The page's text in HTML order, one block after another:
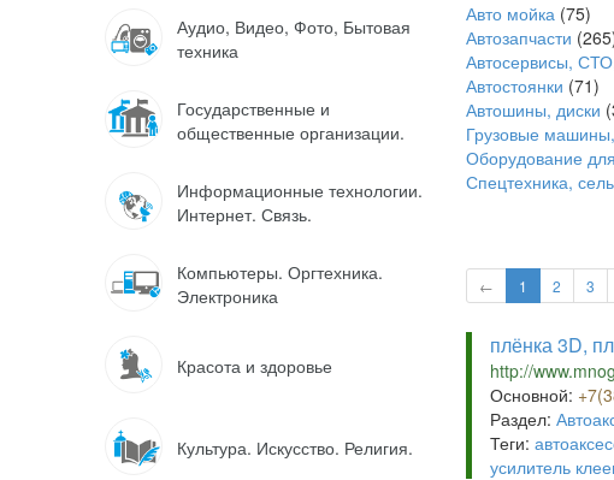
Аудио, Видео, Фото, Бытовая
техника
Государственные и
общественные организации.
Информационные технологии.
Интернет. Связь.
Компьютеры. Оргтехника.
Электроника
Красота и здоровье
Культура. Искусство. Религия.
Авто мойка (75)
Автозапчасти
Автосервисы,
Автостоянки (71)
Автошины, диски
Грузовые
Оборудование
Спецтехника,
← 1 2 3
плёнка 3D,
http://
Основной:
Раздел:
Теги:
усилитель